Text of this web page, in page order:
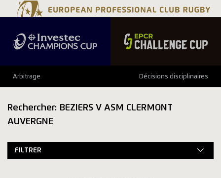
Arbitrage Décisions disciplinaires
Rechercher: BEZIERS V ASM CLERMONT
AUVERGNE
FILTRER